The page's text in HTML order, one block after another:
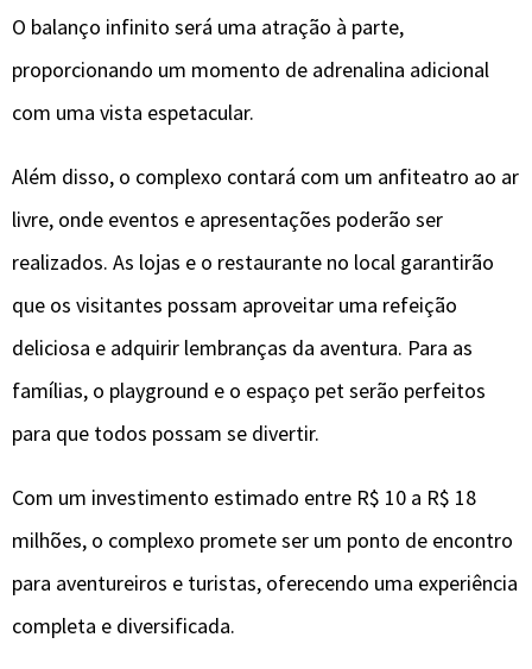
O balanço infinito será uma atração à parte,
proporcionando um momento de adrenalina adicional
com uma vista espetacular.
Além disso, o complexo contará com um anfiteatro ao ar
livre, onde eventos e apresentações poderão ser
realizados. As lojas e o restaurante no local garantirão
que os visitantes possam aproveitar uma refeição
deliciosa e adquirir lembranças da aventura. Para as
famílias, o playground e o espaço pet serão perfeitos
para que todos possam se divertir.
Com um investimento estimado entre R$ 10 a R$ 18
milhões, o complexo promete ser um ponto de encontro
para aventureiros e turistas, oferecendo uma experiência
completa e diversificada.